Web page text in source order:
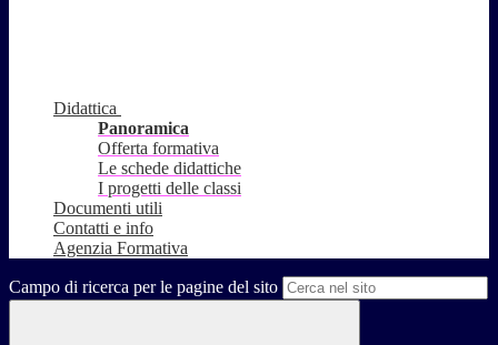
Didattica
Panoramica
Offerta formativa
Le schede didattiche
I progetti delle classi
Documenti utili
Contatti e info
Agenzia Formativa
Campo di ricerca per le pagine del sito